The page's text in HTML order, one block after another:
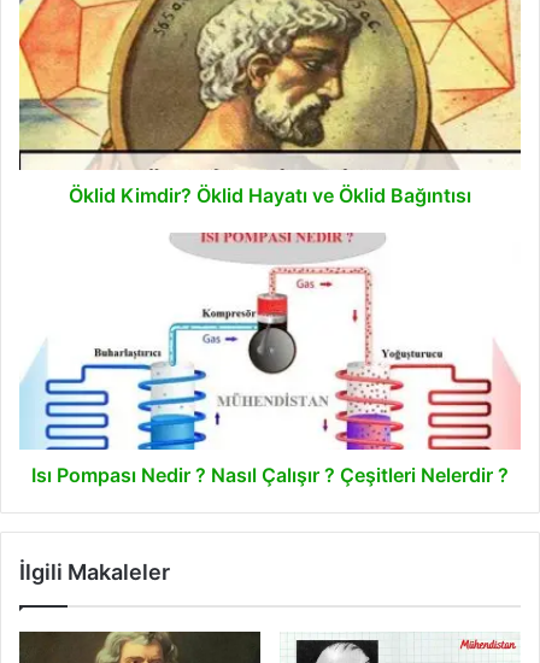
Öklid
Hayatı
ve
Öklid
Bağıntısı
Öklid Kimdir? Öklid Hayatı ve Öklid Bağıntısı
Nasıl
Çalışır
Çeşitleri
Nelerdir
Isı Pompası Nedir ? Nasıl Çalışır ? Çeşitleri Nelerdir ?
İlgili Makaleler